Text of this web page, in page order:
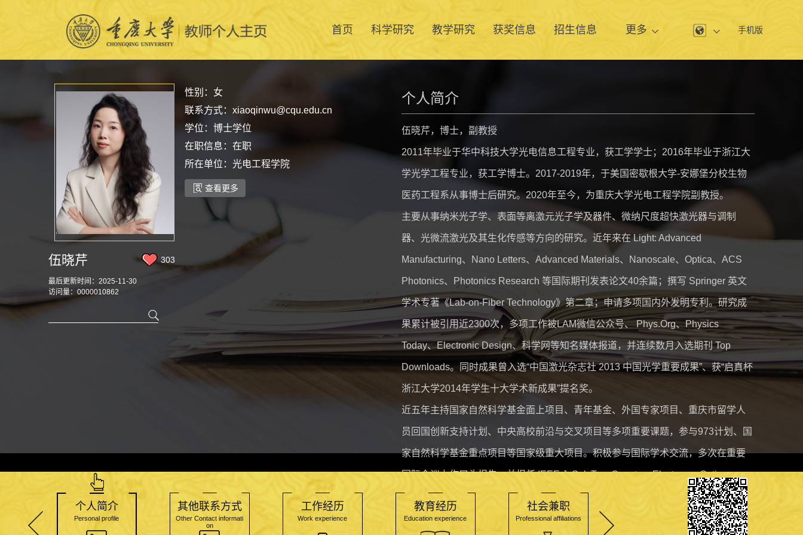
首页 科学研究 教学研究 获奖信息 招生信息 更多 手机版
伍晓芹 303
最后更新时间： 2025-11-30
访问量： 0000010862
性别：女
联系方式：xiaoqinwu@cqu.edu.cn
学位：博士学位
在职信息：在职
所在单位：光电工程学院
查看更多
个人简介
伍晓芹，博士，副教授
2011年毕业于华中科技大学光电信息工程专业，获工学学士；2016年毕业于浙江大
学光学工程专业，获工学博士。2017-2019年，于美国密歇根大学-安娜堡分校生物
医药工程系从事博士后研究。2020年至今，为重庆大学光电工程学院副教授。
主要从事纳米光子学、表面等离激元光子学及器件、微纳尺度超快激光器与调制
器、光微流激光及其生化传感等方向的研究。近年来在 Light: Advanced
Manufacturing、Nano Letters、Advanced Materials、Nanoscale、Optica、ACS
Photonics、Photonics Research 等国际期刊发表论文40余篇；撰写 Springer 英文
学术专著《Lab-on-Fiber Technology》第二章；申请多项国内外发明专利。研究成
果累计被引用近2300次，多项工作被LAM微信公众号、 Phys.Org、Physics
Today、Electronic Design、科学网等知名媒体报道，并连续数月入选期刊 Top
Downloads。同时成果曾入选“中国激光杂志社 2013 中国光学重要成果”、获“启真杯
浙江大学2014年学生十大学术新成果”提名奖。
近五年主持国家自然科学基金面上项目、青年基金、外国专家项目、重庆市留学人
员回国创新支持计划、中央高校前沿与交叉项目等多项重要课题，参与973计划、国
家自然科学基金重点项目等国家级重大项目。积极参与国际学术交流，多次在重要
国际会议上作口头报告，并担任 IEEE J. Sel. Top. Quantum Electron.、Optics
Letters、Optics & Laser Technology、Applied Optics 等期刊独立审稿人。
欢迎对纳米光子学、生物光子学研究感兴趣的同学保送、报考研究生！欢迎校内本
个人简介
Personal profile
其他联系方式
Other Contact informati
on
工作经历
Work experience
教育经历
Education experience
社会兼职
Professional affiliations Research direction